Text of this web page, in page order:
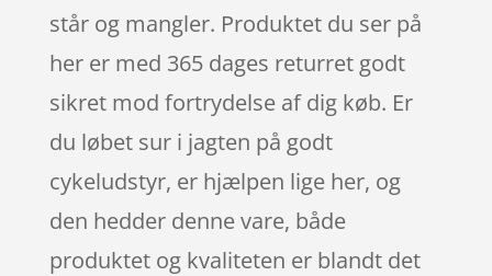
står og mangler. Produktet du ser på
her er med 365 dages returret godt
sikret mod fortrydelse af dig køb. Er
du løbet sur i jagten på godt
cykeludstyr, er hjælpen lige her, og
den hedder denne vare, både
produktet og kvaliteten er blandt det